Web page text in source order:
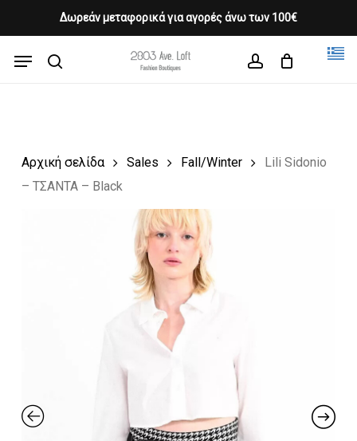
Δωρεάν μεταφορικά για αγορές άνω των 100€
content
Menu
Cart CLOSE
CART
Αρχική σελίδα Sales Fall/Winter
Lili Sidonio
– ΤΣΑΝΤΑ – Black
Close